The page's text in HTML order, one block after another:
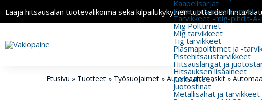
Laaja hitsausalan tuotevalikoima sekä kilpailukykyinen tuotteiden hinta/
Kaapelisarjat
Kone- ja kaapeliliittimet
Tarvikkeet -mig-pihdit-
Mig Polttimet
Mig tarvikkeet
Tig tarvikkeet
Plasmapolttimet ja -
Pistehitsaustarvikkeet
Hitsauslangat ja
Hitsauksen lisäaineet
Juoksutteet
Juotostinat
Metallisahat ja tarvikkeet
Etusivu » Tuotteet » Työsuojaimet » Automaattimaskit »